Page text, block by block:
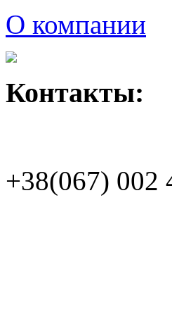
О компании
Контакты:
+38(067) 002